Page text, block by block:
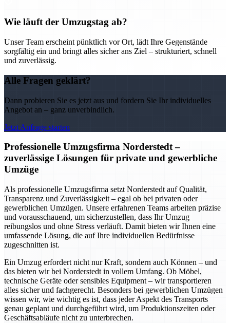
Wie läuft der Umzugstag ab?
Unser Team erscheint pünktlich vor Ort, lädt Ihre Gegenstände
sorgfältig ein und bringt alles sicher ans Ziel – strukturiert, schnell
und zuverlässig.
Alle Fragen geklärt?
Dann probieren Sie es jetzt aus und fordern Sie Ihr individuelles
Angebot an – ganz unverbindlich.
Jetzt Anfrage starten
Professionelle Umzugsfirma Norderstedt –
zuverlässige Lösungen für private und gewerbliche
Umzüge
Als professionelle Umzugsfirma setzt Norderstedt auf Qualität,
Transparenz und Zuverlässigkeit – egal ob bei privaten oder
gewerblichen Umzügen. Unsere erfahrenen Teams arbeiten präzise
und vorausschauend, um sicherzustellen, dass Ihr Umzug
reibungslos und ohne Stress verläuft. Damit bieten wir Ihnen eine
umfassende Lösung, die auf Ihre individuellen Bedürfnisse
zugeschnitten ist.
Ein Umzug erfordert nicht nur Kraft, sondern auch Können – und
das bieten wir bei Norderstedt in vollem Umfang. Ob Möbel,
technische Geräte oder sensibles Equipment – wir transportieren
alles sicher und fachgerecht. Besonders bei gewerblichen Umzügen
wissen wir, wie wichtig es ist, dass jeder Aspekt des Transports
genau geplant und durchgeführt wird, um Produktionszeiten oder
Geschäftsabläufe nicht zu unterbrechen.